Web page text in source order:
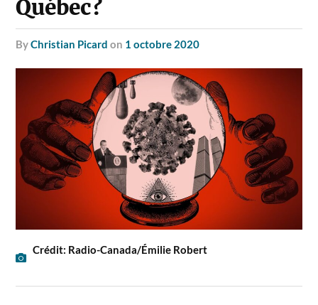
Québec?
byChristian Picard on 1 octobre 2020
Crédit: Radio-Canada/Émilie Robert